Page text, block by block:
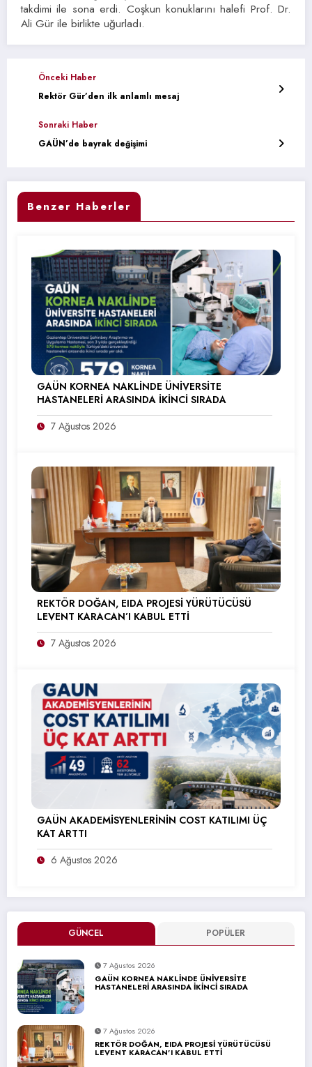
GÜNCEL POPÜLER
7 Ağustos 2026
GAÜN KORNEA NAKLİNDE ÜNİVERSİTE
HASTANELERİ ARASINDA İKİNCİ SIRADA
7 Ağustos 2026
REKTÖR DOĞAN, EIDA PROJESİ YÜRÜTÜCÜSÜ
LEVENT KARACAN’I KABUL ETTİ
takdimi ile sona erdi. Coşkun konuklarını halefi Prof. Dr.
Ali Gür ile birlikte uğurladı.
Önceki Haber
Rektör Gür’den ilk anlamlı mesaj
Sonraki Haber
GAÜN’de bayrak değişimi
Benzer Haberler
GAÜN KORNEA NAKLİNDE ÜNİVERSİTE
HASTANELERİ ARASINDA İKİNCİ SIRADA
7 Ağustos 2026
REKTÖR DOĞAN, EIDA PROJESİ YÜRÜTÜCÜSÜ
LEVENT KARACAN’I KABUL ETTİ
7 Ağustos 2026
GAÜN AKADEMİSYENLERİNİN COST KATILIMI ÜÇ
KAT ARTTI
6 Ağustos 2026